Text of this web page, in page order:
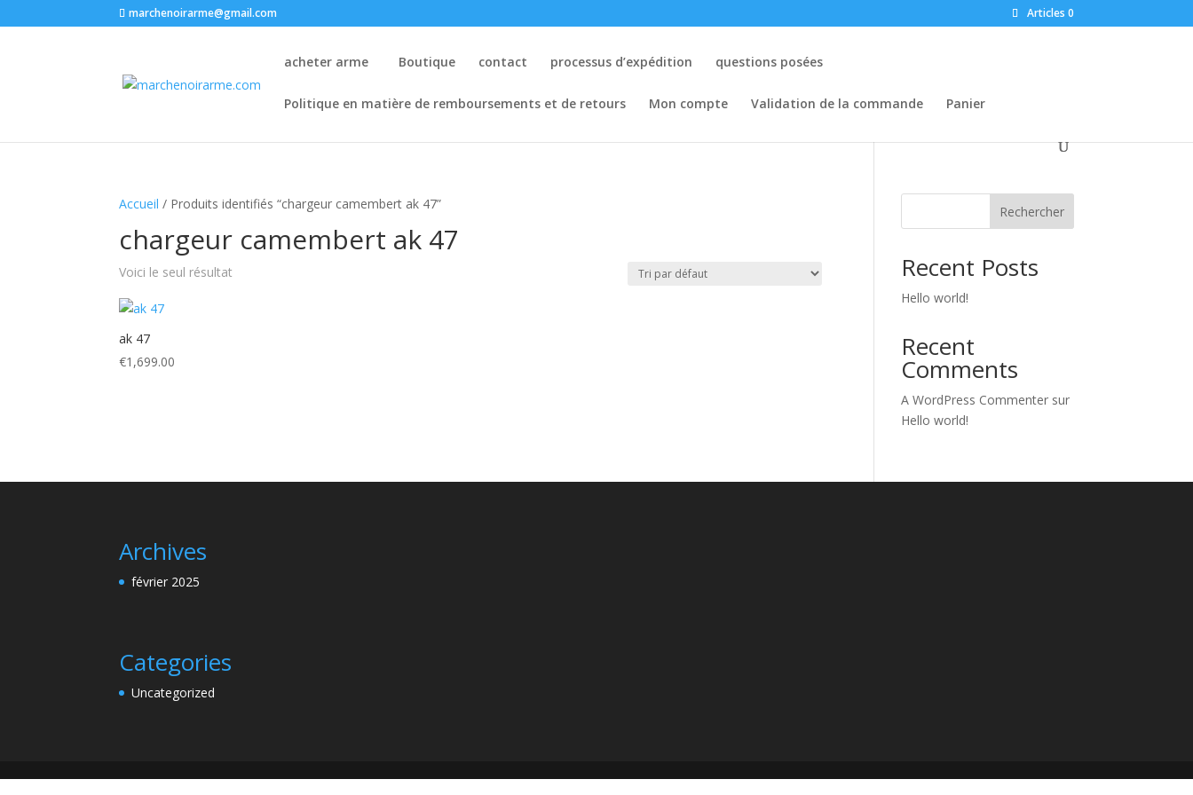
marchenoirarme@gmail.com Articles 0
acheter arme Boutique contact processus d’expédition questions posées
Politique en matière de remboursements et de retours Mon compte Validation de la commande Panier
Accueil / Produits identifiés “chargeur camembert ak 47​”
chargeur camembert ak 47​
Voici le seul résultat
ak 47
€1,699.00
Rechercher
Recent Posts
Hello world!
Recent
Comments
A WordPress Commenter sur
Hello world!
Archives
février 2025
Categories
Uncategorized